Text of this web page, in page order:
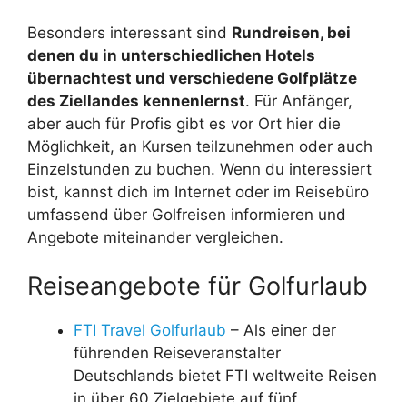
Besonders interessant sind Rundreisen, bei
denen du in unterschiedlichen Hotels
übernachtest und verschiedene Golfplätze
des Ziellandes kennenlernst. Für Anfänger,
aber auch für Profis gibt es vor Ort hier die
Möglichkeit, an Kursen teilzunehmen oder auch
Einzelstunden zu buchen. Wenn du interessiert
bist, kannst dich im Internet oder im Reisebüro
umfassend über Golfreisen informieren und
Angebote miteinander vergleichen.
Reiseangebote für Golfurlaub
FTI Travel Golfurlaub – Als einer der
führenden Reiseveranstalter
Deutschlands bietet FTI weltweite Reisen